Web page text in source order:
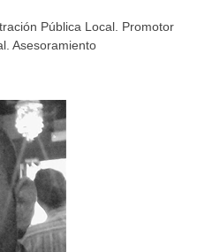
Pública Local. Promotor
Asesoramiento